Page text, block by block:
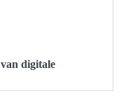
digitale